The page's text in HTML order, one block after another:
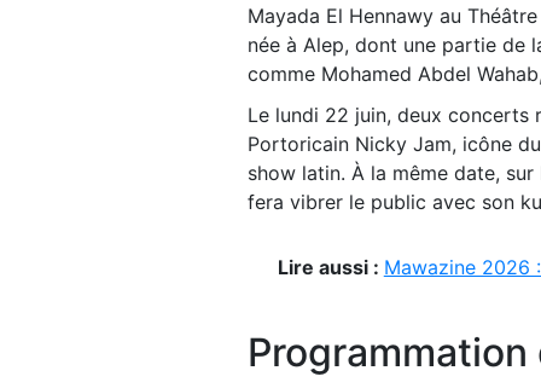
Mayada El Hennawy au
née à Alep, dont une partie de
comme Mohamed Abdel
Le lundi 22 juin, deux concerts
Portoricain Nicky Jam, icône
show latin. À la même date, sur
fera vibrer le public avec son
Lire aussi : Mawazine 2026
Programmation